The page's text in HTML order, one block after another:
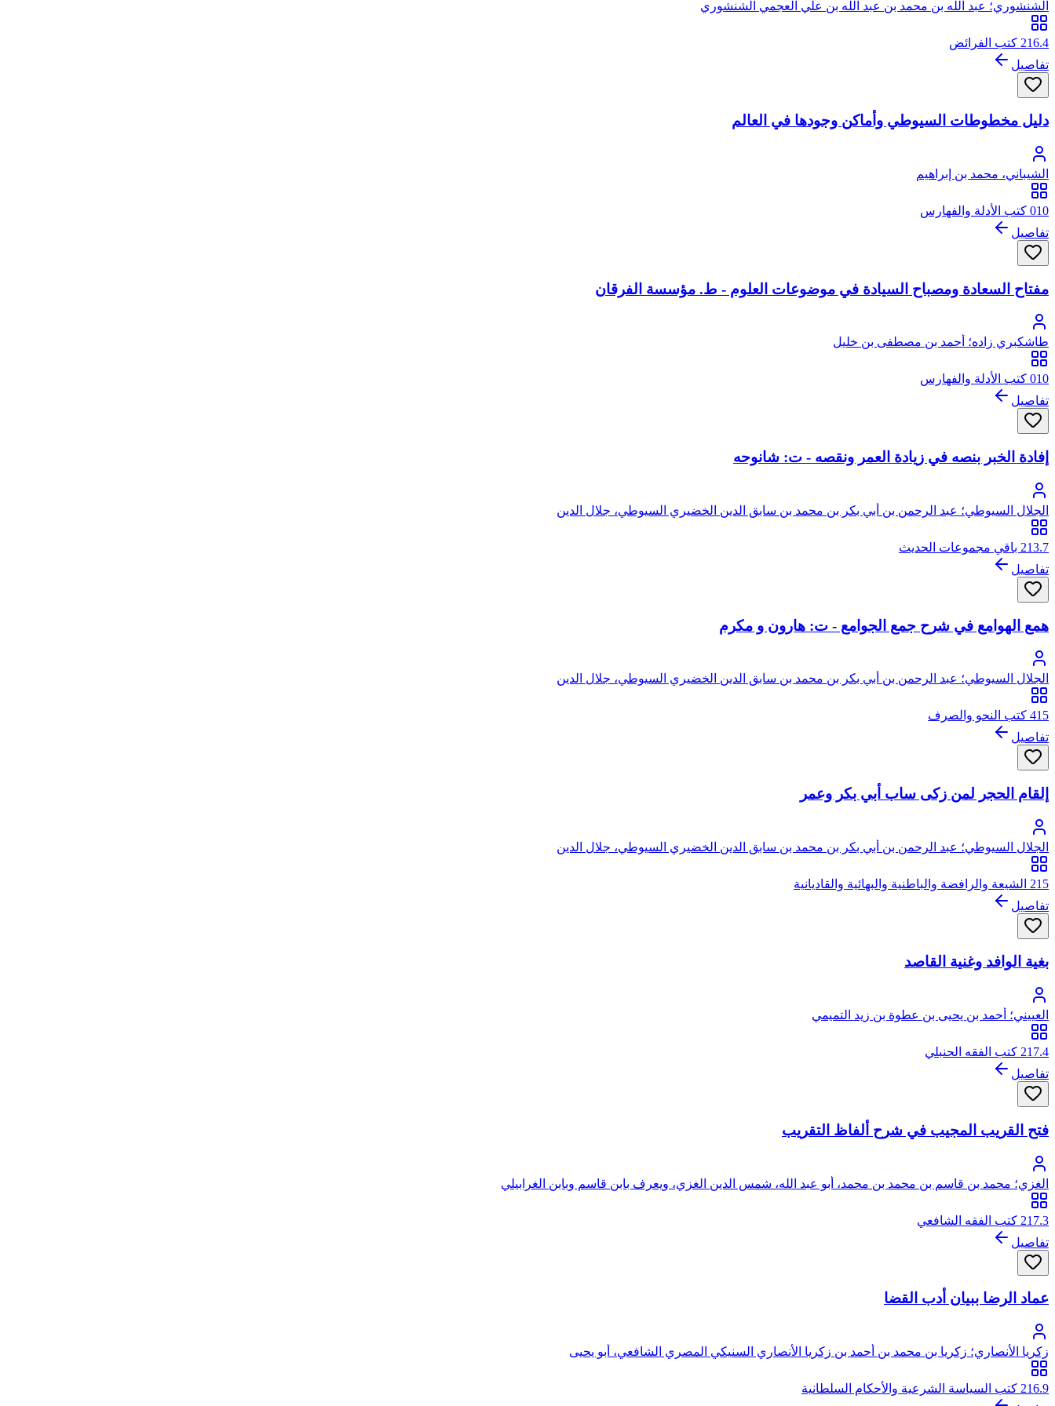
الشنشوري؛ عبد الله بن محمد بن عبد الله بن علي العجمي الشنشوري
216.4 كتب الفرائض
تفاصيل
دليل مخطوطات السيوطي وأماكن وجودها في العالم
الشيباني، محمد بن إبراهيم
010 كتب الأدلة والفهارس
تفاصيل
مفتاح السعادة ومصباح السيادة في موضوعات العلوم - ط. مؤسسة الفرقان
طاشكبري زاده؛ أحمد بن مصطفى بن خليل
010 كتب الأدلة والفهارس
تفاصيل
إفادة الخبر بنصه في زيادة العمر ونقصه - ت: شانوحه
الجلال السيوطي؛ عبد الرحمن بن أبي بكر بن محمد بن سابق الدين الخضيري السيوطي، جلال الدين
213.7 باقي مجموعات الحديث
تفاصيل
همع الهوامع في شرح جمع الجوامع - ت: هارون و مكرم
الجلال السيوطي؛ عبد الرحمن بن أبي بكر بن محمد بن سابق الدين الخضيري السيوطي، جلال الدين
415 كتب النحو والصرف
تفاصيل
إلقام الحجر لمن زكى ساب أبي بكر وعمر
الجلال السيوطي؛ عبد الرحمن بن أبي بكر بن محمد بن سابق الدين الخضيري السيوطي، جلال الدين
215 الشيعة والرافضة والباطنية والبهائية والقاديانية
تفاصيل
بغية الوافد وغنية القاصد
العييني؛ أحمد بن يحيى بن عطوة بن زيد التميمي
217.4 كتب الفقه الحنبلي
تفاصيل
فتح القريب المجيب في شرح ألفاظ التقريب
الغزي؛ محمد بن قاسم بن محمد بن محمد، أبو عبد الله، شمس الدين الغزي، ويعرف بابن قاسم وبابن الغرابيلي
217.3 كتب الفقه الشافعي
تفاصيل
عماد الرضا ببيان أدب القضا
زكريا الأنصاري؛ زكريا بن محمد بن أحمد بن زكريا الأنصاري السنيكي المصري الشافعي، أبو يحيى
216.9 كتب السياسة الشرعية والأحكام السلطانية